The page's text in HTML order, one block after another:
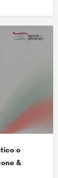
o
&